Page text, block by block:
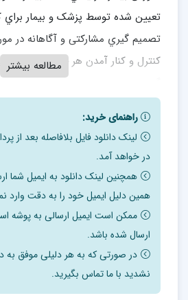
تعیین شده توسط پزشک و بیمار براي
تصمیم گیري مشارکتی و آگاهانه در
کنترل و کنار آمدن هر چه بهتر بیمار
براي تضمین آموزش بیماري اثربخش و
ارزشیابی، نیازمند استقرار نظام جامع
هستیم.
حیطه هاي 3 گانه آموزش بیمار
و کوربین
مراقبت هاي پزشکی یا کنترل وضعیت
دارو، رعایت رژیم غذایی خاص و …..؛
مراقبت هایی که شامل حفظ، تغییر و
رفتارهاي جدید در زندگی روزمره می
مطالعه بیشتر
راهنمای خرید:
لینک دانلود فایل بلافاصله بعد از
در خواهد آمد.
همچنین لینک دانلود به ایمیل شما
همین دلیل ایمیل خود را به دقت وارد
ارسال شده باشد.
در صورتی که به هر دلیلی موفق به
نشدید با ما تماس بگیرید.